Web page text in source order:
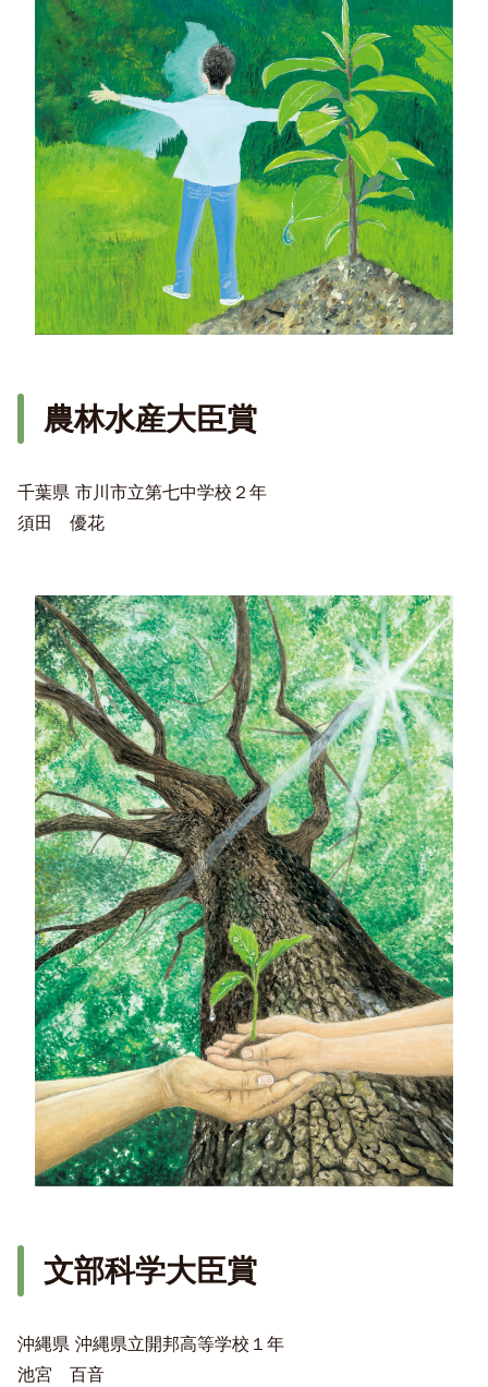
農林水産大臣賞
千葉県 市川市立第七中学校２年
須田 優花
文部科学大臣賞
沖縄県 沖縄県立開邦高等学校１年
池宮 百音